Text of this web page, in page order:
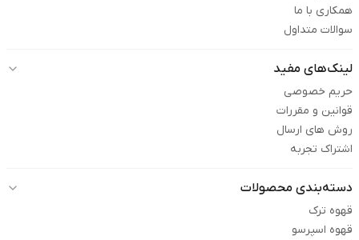
همکاری با ما
سوالات متداول
لینک‌های مفید
حریم خصوصی
قوانین و مقررات
روش های ارسال
اشتراک تجربه
دسته‌بندی محصولات
قهوه ترک
قهوه اسپرسو